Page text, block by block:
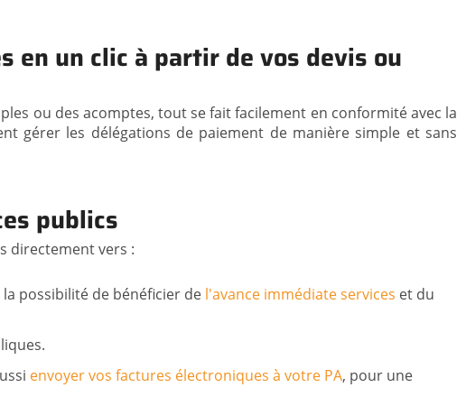
en un clic à partir de vos devis ou
ou des acomptes, tout se fait facilement en conformité avec la
gérer les délégations de paiement de manière simple et sans
publics
directement vers :
possibilité de bénéficier de l'avance immédiate services et du
envoyer vos factures électroniques à votre PA, pour une